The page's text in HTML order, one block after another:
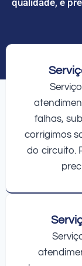
falhas,
corrigimos
do circuito.